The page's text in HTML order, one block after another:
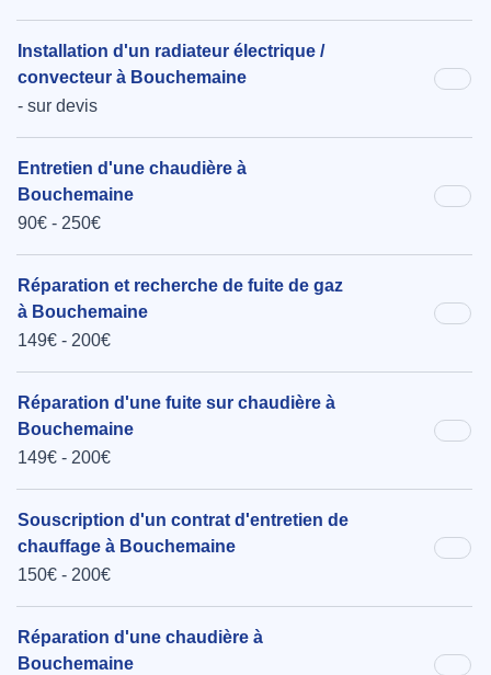
Installation d'un radiateur électrique /
convecteur à Bouchemaine
- sur devis
Entretien d'une chaudière à
Bouchemaine
90€ - 250€
Réparation et recherche de fuite de gaz
à Bouchemaine
149€ - 200€
Réparation d'une fuite sur chaudière à
Bouchemaine
149€ - 200€
Souscription d'un contrat d'entretien de
chauffage à Bouchemaine
150€ - 200€
Réparation d'une chaudière à
Bouchemaine